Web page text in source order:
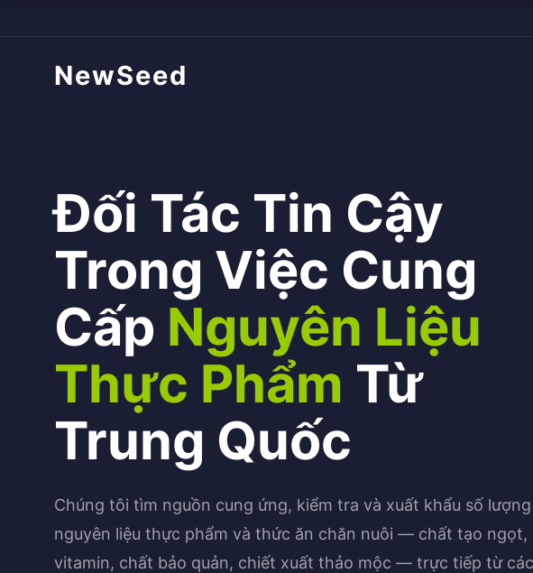
NewSeed
Đối Tác Tin Cậy
Trong Việc Cung
Cấp Nguyên Liệu
Thực Phẩm Từ
Trung Quốc
Chúng tôi tìm nguồn cung ứng, kiểm tra và xuất khẩu số
nguyên liệu thực phẩm và thức ăn chăn nuôi — chất tạo ngọt,
vitamin, chất bảo quản, chiết xuất thảo mộc — trực tiếp từ